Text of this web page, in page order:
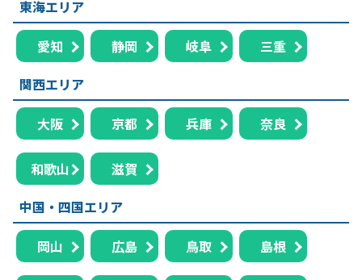
東海エリア
愛知 静岡 岐阜
三重
関西エリア
大阪 京都 兵庫 奈良
和歌山
滋賀
中国・四国エリア
岡山 広島 鳥取 島根